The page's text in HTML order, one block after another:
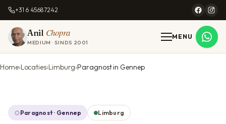
+31 6 45687242
Anil Chopra
MEDIUM · SINDS 2001
MENU
Home Locaties Limburg Paragnost in Gennep
Paragnost · Gennep Limburg